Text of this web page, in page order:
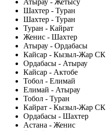
Атырау - Жетысу
Шахтер - Туран
Шахтер - Туран
Туран - Кайрат
Женис - Шахтер
Атырау - Ордабасы
Кайсар - Кызыл-Жар СК
Ордабасы - Атырау
Кайсар - Актобе
Тобол - Елимай
Елимай - Атырау
Тобол - Туран
Кайрат - Кызыл-Жар СК
Ордабасы - Шахтер
Астана - Женис